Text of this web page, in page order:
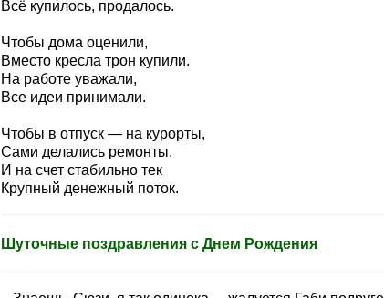
Всё купилось, продалось.
Чтобы дома оценили,
Вместо кресла трон купили.
На работе уважали,
Все идеи принимали.
Чтобы в отпуск — на курорты,
Сами делались ремонты.
И на счет стабильно тек
Крупный денежный поток.
Шуточные поздравления с Днем Рождения